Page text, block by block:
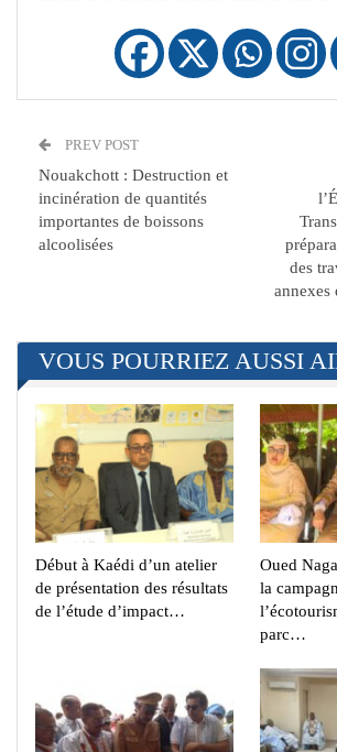
PREV POST
Nouakchott : Destruction et
incinération de quantités
importantes de boissons
alcoolisées
des
annexes
VOUS POURRIEZ AUSSI
Début à Kaédi d’un atelier
de présentation des résultats
de l’étude d’impact…
Oued
la
parc…